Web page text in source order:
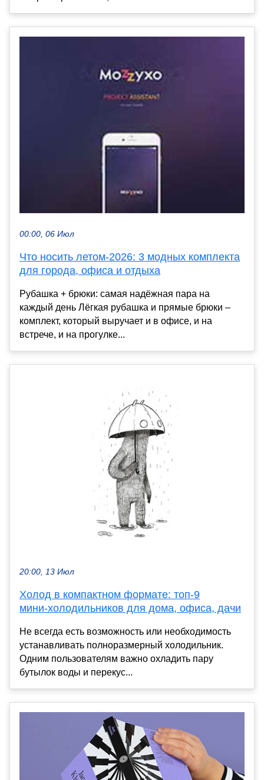
00:00, 06 Июл
Что носить летом-2026: 3 модных комплекта
для города, офиса и отдыха
Рубашка + брюки: самая надёжная пара на
каждый день Лёгкая рубашка и прямые брюки –
комплект, который выручает и в офисе, и на
встрече, и на прогулке...
20:00, 13 Июл
Холод в компактном формате: топ‑9
мини‑холодильников для дома, офиса, дачи
Не всегда есть возможность или необходимость
устанавливать полноразмерный холодильник.
Одним пользователям важно охладить пару
бутылок воды и перекус...